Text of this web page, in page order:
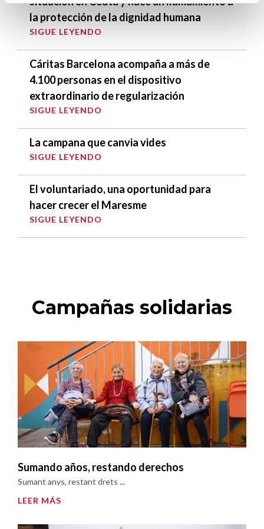
la protección de la dignidad humana
SIGUE LEYENDO
Cáritas Barcelona acompaña a más de
4.100 personas en el dispositivo
extraordinario de regularización
SIGUE LEYENDO
La campana que canvia vides
SIGUE LEYENDO
El voluntariado, una oportunidad para
hacer crecer el Maresme
SIGUE LEYENDO
Campañas solidarias
Sumando años, restando derechos
Sumant anys, restant drets ...
LEER MÁS